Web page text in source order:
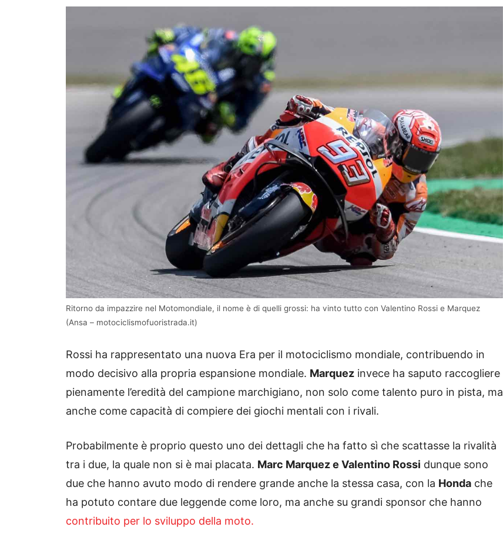
Ritorno da impazzire nel Motomondiale, il nome è di quelli grossi: ha vinto tutto con Valentino Rossi e Marquez
(Ansa – motociclismofuoristrada.it)
Rossi ha rappresentato una nuova Era per il motociclismo mondiale, contribuendo in
modo decisivo alla propria espansione mondiale. Marquez invece ha saputo raccogliere
pienamente l’eredità del campione marchigiano, non solo come talento puro in pista, ma
anche come capacità di compiere dei giochi mentali con i rivali.
Probabilmente è proprio questo uno dei dettagli che ha fatto sì che scattasse la rivalità
tra i due, la quale non si è mai placata. Marc Marquez e Valentino Rossi dunque sono
due che hanno avuto modo di rendere grande anche la stessa casa, con la Honda che
ha potuto contare due leggende come loro, ma anche su grandi sponsor che hanno
contribuito per lo sviluppo della moto.